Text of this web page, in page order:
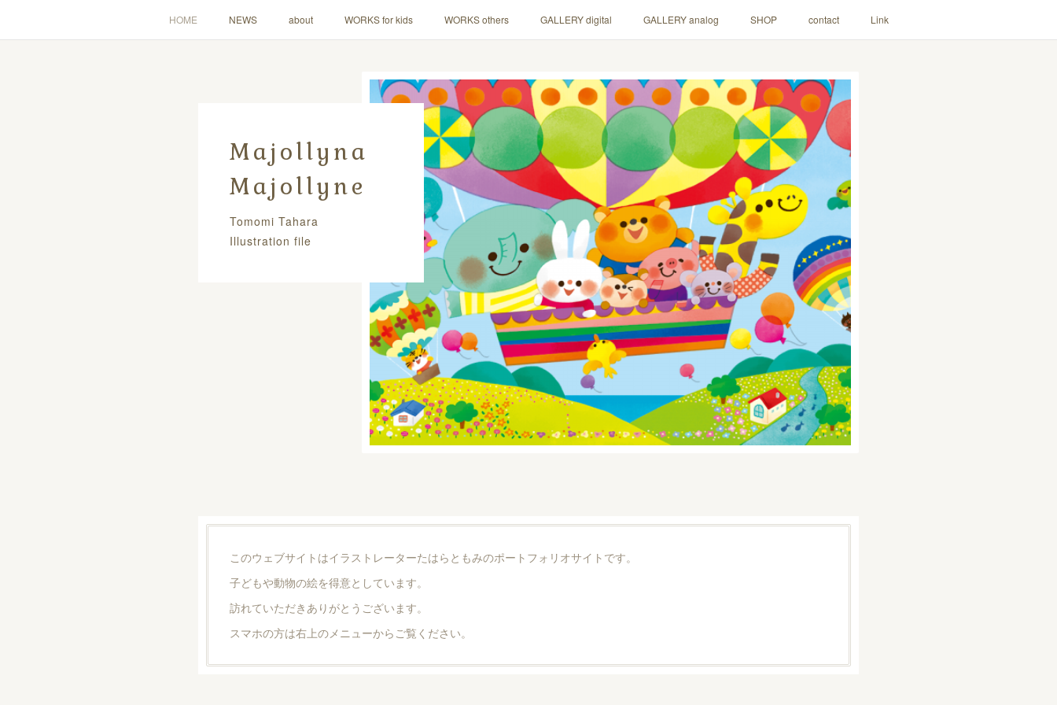
HOME NEWS about WORKS for kids WORKS others GALLERY digital GALLERY analog SHOP contact Link
Majollyna
Majollyne
Tomomi Tahara
Illustration file
このウェブサイトはイラストレーターたはらともみのポートフォリオサイトです。
子どもや動物の絵を得意としています。
訪れていただきありがとうございます。
スマホの方は右上のメニューからご覧ください。